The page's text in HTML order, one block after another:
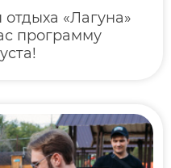
«Лагуна»
программу